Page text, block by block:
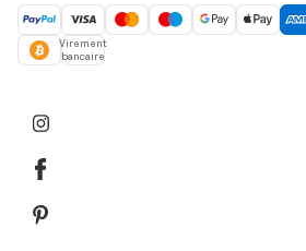
Virement
bancaire